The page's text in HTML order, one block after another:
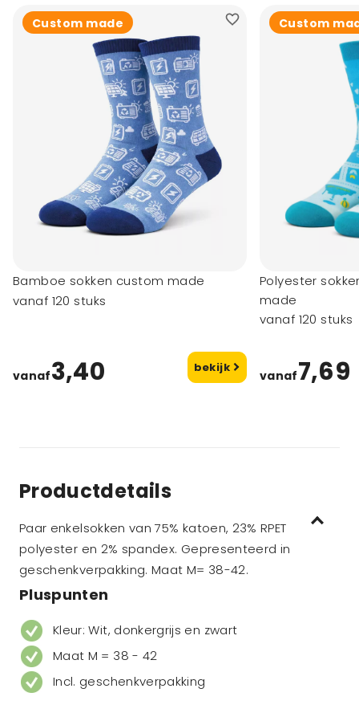
Custom made
Bamboe sokken custom made
vanaf 120 stuks
vanaf3,40 bekijk
Custom
Polyester
made
vanaf 120 stuks
vanaf7,69
Productdetails
Paar enkelsokken van 75% katoen, 23% RPET
polyester en 2% spandex. Gepresenteerd in
geschenkverpakking. Maat M= 38-42.
Pluspunten
Kleur: Wit, donkergrijs en zwart
Maat M = 38 - 42
Incl. geschenkverpakking